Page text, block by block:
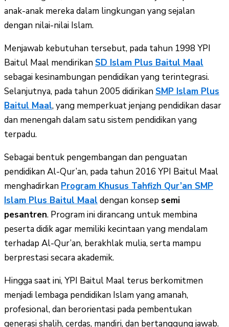
anak-anak mereka dalam lingkungan yang sejalan
dengan nilai-nilai Islam.
Menjawab kebutuhan tersebut, pada tahun 1998 YPI
Baitul Maal mendirikan SD Islam Plus Baitul Maal
sebagai kesinambungan pendidikan yang terintegrasi.
Selanjutnya, pada tahun 2005 didirikan SMP Islam Plus
Baitul Maal, yang memperkuat jenjang pendidikan dasar
dan menengah dalam satu sistem pendidikan yang
terpadu.
Sebagai bentuk pengembangan dan penguatan
pendidikan Al-Qur’an, pada tahun 2016 YPI Baitul Maal
menghadirkan Program Khusus Tahfizh Qur’an SMP
Islam Plus Baitul Maal dengan konsep semi
pesantren. Program ini dirancang untuk membina
peserta didik agar memiliki kecintaan yang mendalam
terhadap Al-Qur’an, berakhlak mulia, serta mampu
berprestasi secara akademik.
Hingga saat ini, YPI Baitul Maal terus berkomitmen
menjadi lembaga pendidikan Islam yang amanah,
profesional, dan berorientasi pada pembentukan
generasi shalih, cerdas, mandiri, dan bertanggung jawab.